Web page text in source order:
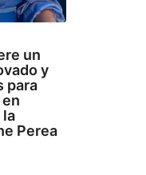
un
y
para
la
Perea